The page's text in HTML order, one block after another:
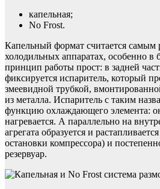
капельная;
No Frost.
Капельный формат считается самым
холодильных аппаратах, особенно
принцип работы прост: в задней
фиксируется испаритель, который
змеевидной трубкой,
из металла. Испаритель с таким
функцию охлаждающего элемента:
нагревается. А параллельно на
агрегата образуется и
остановки компрессора) и
резервуар.